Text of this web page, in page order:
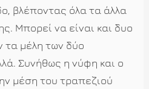
βλέποντας όλα τα άλλα
Μπορεί να είναι και δυο
τα μέλη των δύο
Συνήθως η νύφη και ο
μέση του τραπεζιού